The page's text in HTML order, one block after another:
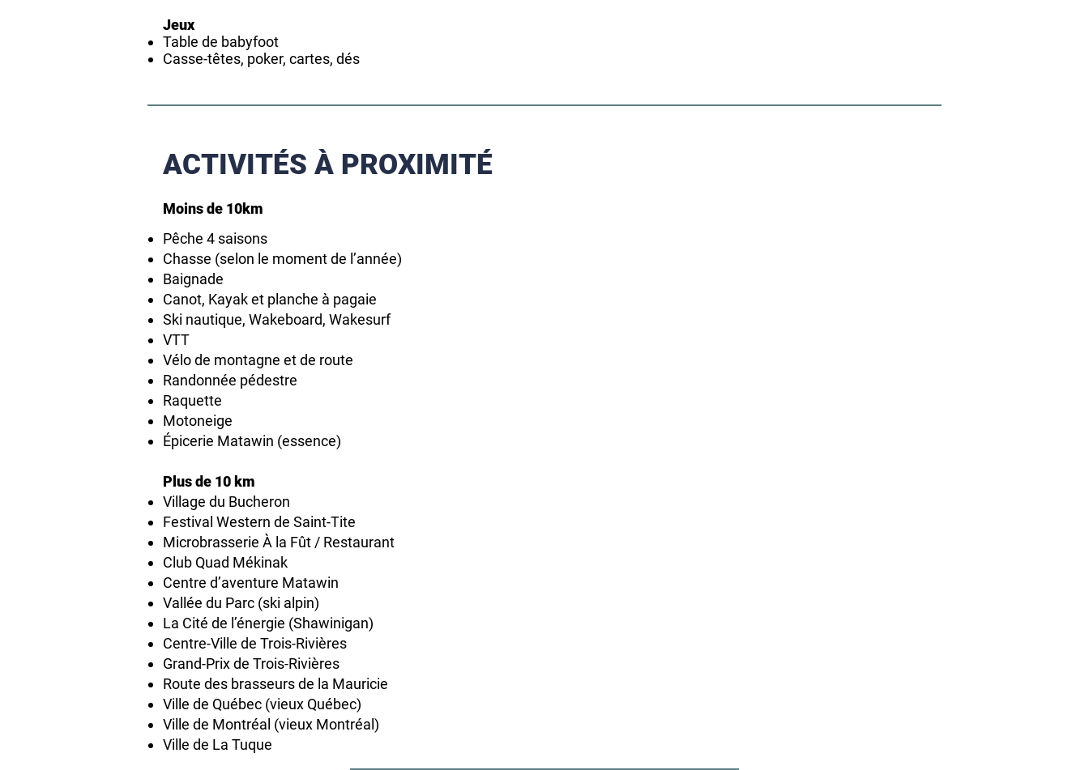
Jeux
Table de babyfoot
Casse-têtes, poker, cartes, dés
ACTIVITÉS À PROXIMITÉ
Moins de 10km
Pêche 4 saisons
Chasse (selon le moment de l’année)
Baignade
Canot, Kayak et planche à pagaie
Ski nautique, Wakeboard, Wakesurf
VTT
Vélo de montagne et de route
Randonnée pédestre
Raquette
Motoneige
Épicerie Matawin (essence)
Plus de 10 km
Village du Bucheron
Festival Western de Saint-Tite
Microbrasserie À la Fût / Restaurant
Club Quad Mékinak
Centre d’aventure Matawin
Vallée du Parc (ski alpin)
La Cité de l’énergie (Shawinigan)
Centre-Ville de Trois-Rivières
Grand-Prix de Trois-Rivières
Route des brasseurs de la Mauricie
Ville de Québec (vieux Québec)
Ville de Montréal (vieux Montréal)
Ville de La Tuque